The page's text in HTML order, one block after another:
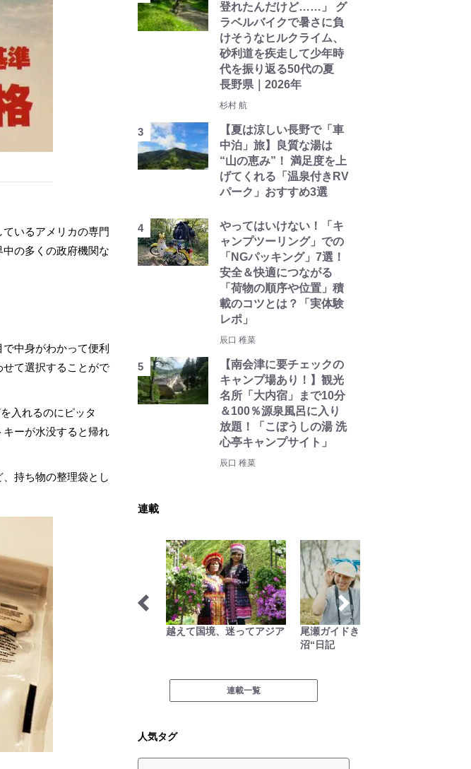
いるアメリカの専門
の多くの政府機関な
中身がわかって便利
て選択することがで
入れるのにピッタ
ーが水没すると帰れ
持ち物の整理袋とし
登れたんだけど……」 グ
ラベルバイクで暑さに負
けそうなヒルクライム、
砂利道を疾走して少年時
代を振り返る50代の夏
長野県｜2026年
杉村 航
【夏は涼しい長野で「車
中泊」旅】良質な湯は
“山の恵み”！ 満足度を上
げてくれる「温泉付きRV
パーク」おすすめ3選
やってはいけない！「キ
ャンプツーリング」での
「NGパッキング」7選！
安全＆快適につながる
「荷物の順序や位置」積
載のコツとは？「実体験
レポ」
辰口 稚菜
【南会津に要チェックの
キャンプ場あり！】観光
名所「大内宿」まで10分
＆100％源泉風呂に入り
放題！「こぼうしの湯 洗
心亭キャンプサイト」
辰口 稚菜
連載
シン・サウナ村建設記 越えて国境、迷ってアジア
尾瀬ガイドきららの“おぜ
沼“日記
連載一覧
人気タグ